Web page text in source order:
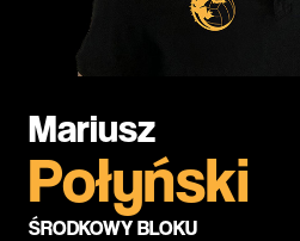
Mariusz
Połyński
ŚRODKOWY BLOKU